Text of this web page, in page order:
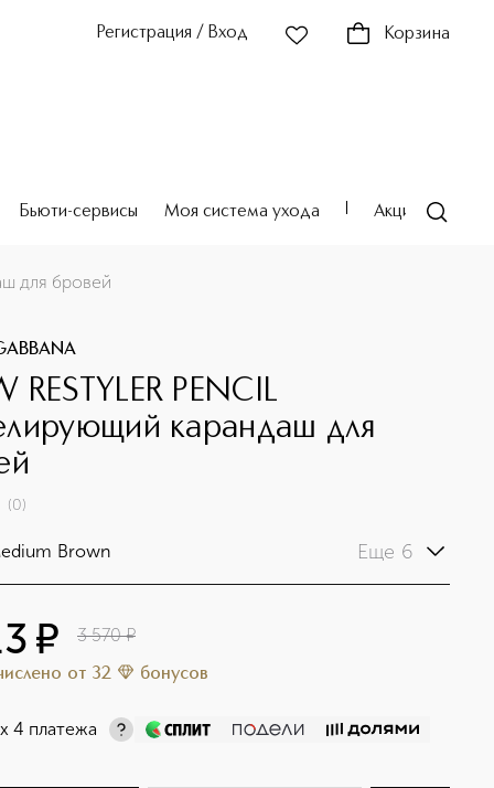
Регистрация / Вход Корзина
Бьюти-сервисы Моя система ухода Акции
для бровей
RESTYLER PENCIL
карандаш для
(0)
Brown Еще 6
¤ 3 570 ¤
от 32 бонусов
х 4 платежа